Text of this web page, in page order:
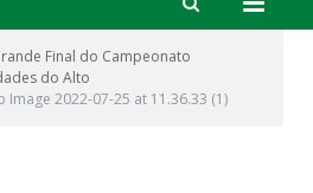
Final do Campeonato
do Alto
Image 2022-07-25 at 11.36.33 (1)